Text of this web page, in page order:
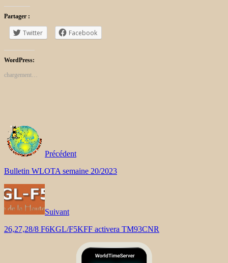
Partager :
Twitter Facebook
WordPress:
chargement…
Précédent
Bulletin WLOTA semaine 20/2023
Suivant
26,27,28/8 F6KGL/F5KFF activera TM93CNR